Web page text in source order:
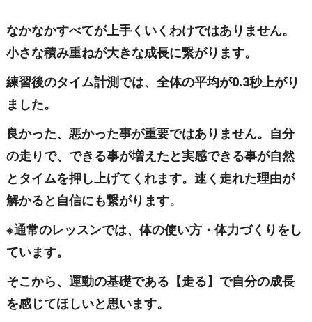
なかなかすべてが上手くいくわけではありません。
小さな積み重ねが大きな成長に繋がります。
練習後のタイム計測では、全体の平均が0.3秒上がり
ました。
良かった、悪かった事が重要ではありません。自分
の走りで、できる事が増えたと実感できる事が自然
とタイムを押し上げてくれます。速く走れた理由が
解かると自信にも繋がります。
※通常のレッスンでは、体の使い方・体力づくりをし
ています。
そこから、運動の基礎である【走る】で自分の成長
を感じてほしいと思います。